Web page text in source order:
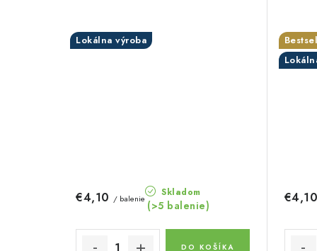
Lokálna výroba
Skladom
(>5 balenie)
€4,10 / balenie
DO KOŠÍKA
€4,10